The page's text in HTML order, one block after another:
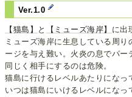
Ver.1.0
【猫島】 と 【ミューズ海岸】 に出
ミューズ海岸に生息している周
ージを与え難い。火炎の息でパー
同じく相手にするのは危険。
猫島に行けるレベルあたりになっ
いつは猫島にいけるレベルになっ